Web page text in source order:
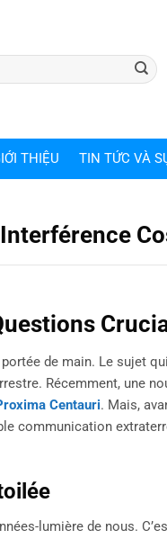
THIỆU TIN TỨC VÀ
de main. Le sujet
Récemment, une
Centauri. Mais,
communication
lumière de nous.